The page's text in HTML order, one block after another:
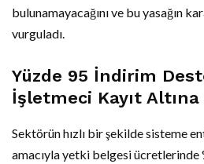
bulunamayacağını ve bu yasağın
vurguladı.
Yüzde 95 İndirim
İşletmeci Kayıt Altına
Sektörün hızlı bir şekilde sisteme
amacıyla yetki belgesi ücretlerinde